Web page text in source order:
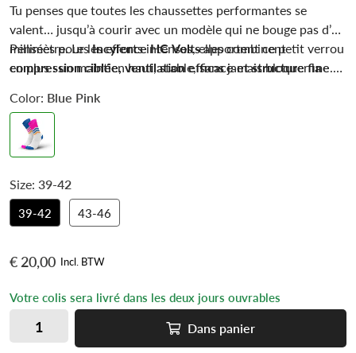
Tu penses que toutes les chaussettes performantes se
valent… jusqu’à courir avec un modèle qui ne bouge pas d’un
millimètre. LesIncylence HC Voltsapportent ce petit verrou
en plus : un maintien haut, stable, sans jamais bloquer la
Pensées pour les efforts intenses, elles combinent
compression ciblée, ventilation efficace et structure fine.
monte.
Color: Blue Pink
Size: 39-42
39-42 43-46
€ 20,00 Incl. BTW
Votre colis sera livré dans les deux jours ouvrables
Dans panier